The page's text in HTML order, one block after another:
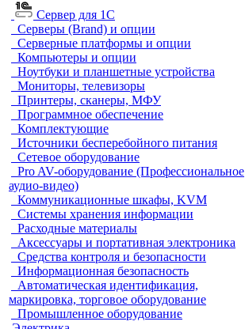
Сервер для 1С
Серверы (Brand) и опции
Серверные платформы и опции
Компьютеры и опции
Ноутбуки и планшетные устройства
Мониторы, телевизоры
Принтеры, сканеры, МФУ
Программное обеспечение
Комплектующие
Источники бесперебойного питания
Сетевое оборудование
Pro AV-оборудование (Профессиональное
аудио-видео)
Коммуникационные шкафы, KVM
Системы хранения информации
Расходные материалы
Аксессуары и портативная электроника
Средства контроля и безопасности
Информационная безопасность
Автоматическая идентификация,
маркировка, торговое оборудование
Промышленное оборудование